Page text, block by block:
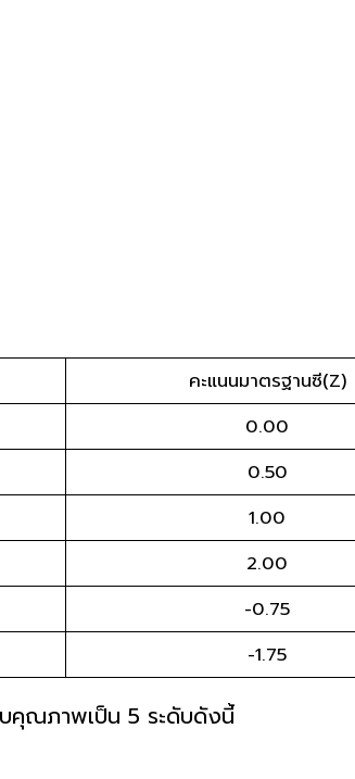
คะแนนมาตรฐานซี(Z)
0.00
0.50
1.00
2.00
-0.75
-1.75
คุณภาพเป็น 5 ระดับดังนี้